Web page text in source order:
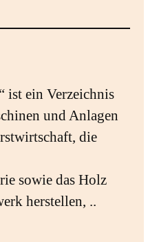
ist ein Verzeichnis
und Anlagen
die
sowie das Holz
herstellen, ..